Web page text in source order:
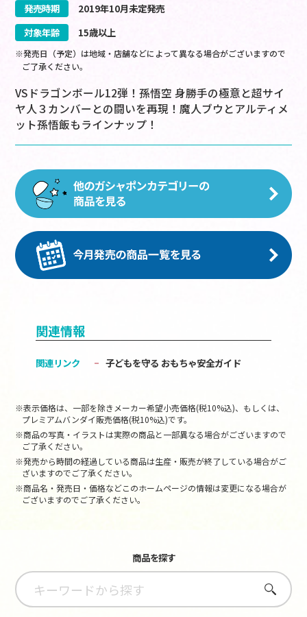
発売時期
2019年10月未定発売
対象年齢
15歳以上
※発売日（予定）は地域・店舗などによって異なる場合がございますので
ご了承ください。
VSドラゴンボール12弾！孫悟空 身勝手の極意と超サイ
ヤ人３カンバーとの闘いを再現！魔人ブウとアルティメ
ット孫悟飯もラインナップ！
関連情報
関連リンク 子どもを守る おもちゃ安全ガイド
※表示価格は、一部を除きメーカー希望小売価格(税10%込)、もしくは、
プレミアムバンダイ販売価格(税10%込)です。
※商品の写真・イラストは実際の商品と一部異なる場合がございますので
ご了承ください。
※発売から時間の経過している商品は生産・販売が終了している場合がご
ざいますのでご了承ください。
※商品名・発売日・価格などこのホームページの情報は変更になる場合が
ございますのでご了承ください。
商品を探す
さがす